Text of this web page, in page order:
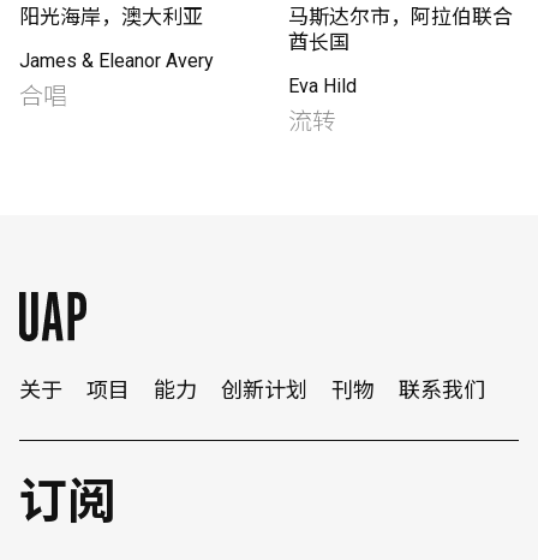
阳光海岸，澳大利亚
James & Eleanor Avery
合唱
马斯达尔市，阿拉伯联合
酋长国
Eva Hild
流转
关于 项目 能力 创新计划 刊物 联系我们
订阅